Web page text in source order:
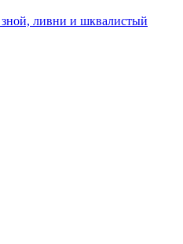
зной, ливни и шквалистый